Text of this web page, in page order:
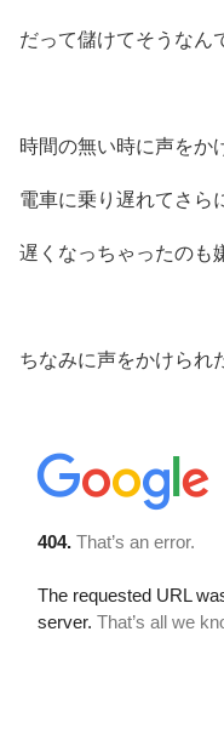
だって儲けてそうなん
時間の無い時に声をか
電車に乗り遅れてさら
遅くなっちゃったのも
ちなみに声をかけられ